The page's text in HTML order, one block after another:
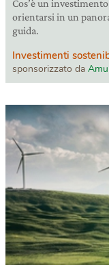
Cos’è un
orientarsi in un
guida.
Investimenti
sponsorizzato da